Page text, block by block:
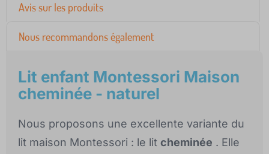
Avis sur les produits
Nous recommandons également
Lit enfant Montessori Maison
cheminée - naturel
Nous proposons une excellente variante du
lit maison Montessori : le lit cheminée . Elle